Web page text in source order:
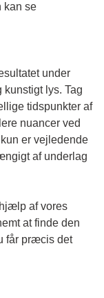
kan se
under
lys. Tag
tidspunkter af
nuancer ved
er vejledende
af underlag
af vores
at finde den
får præcis det